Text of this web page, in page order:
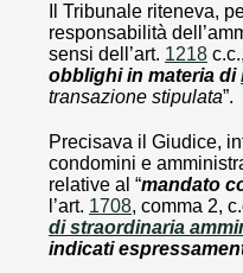
Il Tribunale riteneva,
responsabilità
sensi dell’art. 1218
obblighi in materia di
transazione stipulata”.
Precisava il Giudice,
condomini e
relative al “mandato
l’art. 1708, comma 2,
di straordinaria
indicati